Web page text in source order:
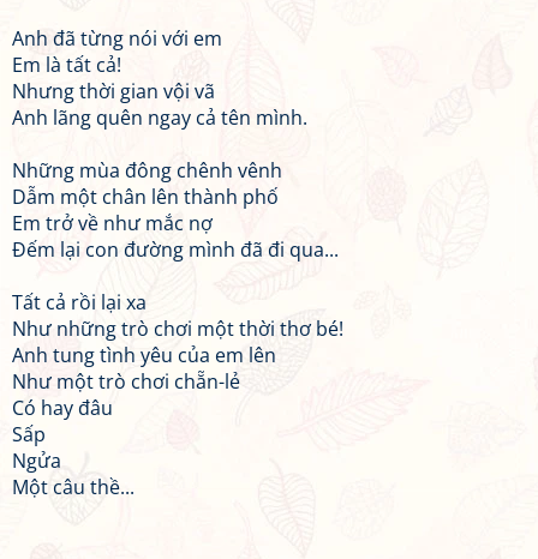
Anh đã từng nói với em
Em là tất cả!
Nhưng thời gian vội vã
Anh lãng quên ngay cả tên mình.
Những mùa đông chênh vênh
Dẫm một chân lên thành phố
Em trở về như mắc nợ
Đếm lại con đường mình đã đi qua...
Tất cả rồi lại xa
Như những trò chơi một thời thơ bé!
Anh tung tình yêu của em lên
Như một trò chơi chẵn-lẻ
Có hay đâu
Sấp
Ngửa
Một câu thề...